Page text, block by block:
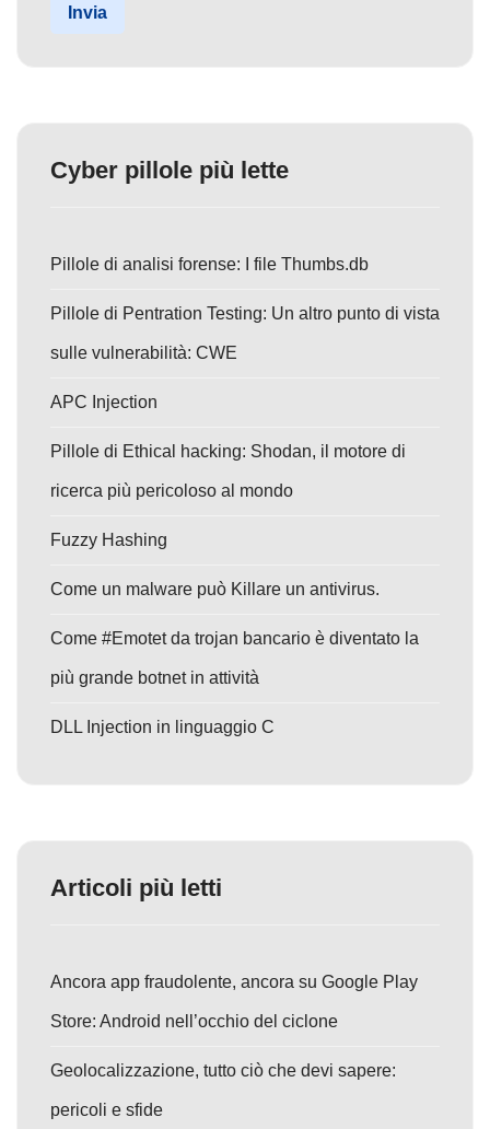
Invia
Cyber pillole più lette
Pillole di analisi forense: I file Thumbs.db
Pillole di Pentration Testing: Un altro punto di vista
sulle vulnerabilità: CWE
APC Injection
Pillole di Ethical hacking: Shodan, il motore di
ricerca più pericoloso al mondo
Fuzzy Hashing
Come un malware può Killare un antivirus.
Come #Emotet da trojan bancario è diventato la
più grande botnet in attività
DLL Injection in linguaggio C
Articoli più letti
Ancora app fraudolente, ancora su Google Play
Store: Android nell’occhio del ciclone
Geolocalizzazione, tutto ciò che devi sapere:
pericoli e sfide